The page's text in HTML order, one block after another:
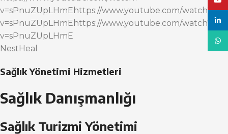
v=sPnuZUpLHmEhttps://www.youtube.com/watch?
v=sPnuZUpLHmEhttps://www.youtube.com/watch?
v=sPnuZUpLHmE
NestHeal
Sağlık Yönetimi Hizmetleri
Sağlık Danışmanlığı
Sağlık Turizmi Yönetimi